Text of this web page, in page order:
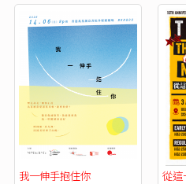
我一伸手抱住你
從這